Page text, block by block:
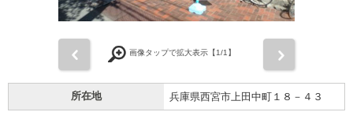
画像タップで拡大表示【1/1】
所在地 兵庫県西宮市上田中町１８－４３